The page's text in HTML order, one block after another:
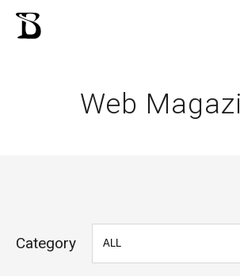
Web
Category